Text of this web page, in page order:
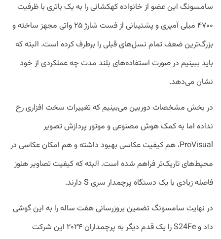
سامسونگ این عضو از خانواده کهکشانی را به یک باتری با ظرفیت
۴۷۰۰ میلی آمپری و پشتیبانی از فست شارژ ۲۵ واتی مجهز ساخته و
بزرگ‌ترین ضعف تمام نسل‌های قبلی را برطرف کرده است. البته که
باید ببینیم در صورت استفاده‌های بلند مدت چه عملکردی از خود
نشان می‌دهد.
در بخش مشخصات دوربین می‌بینیم که تغییرات سخت افزاری رخ
نداده اما به کمک هوش مصنوعی و موتور پردازش تصویر
ProVisual، هم کیفیت عکاسی بهبود داشته و هم امکان عکاسی در
محیط‌های تاریک‌تر فراهم شده است. البته که کیفیت تصاویر هنوز
فاصله زیادی با یک دستگاه پرچمدار سری S دارند.
در نهایت سامسونگ تضمین بروزرسانی هفت ساله را به این گوشی
داد و S24Fe را یک قدم دیگر به پرچمداران ۲۰۲۴ این شرکت